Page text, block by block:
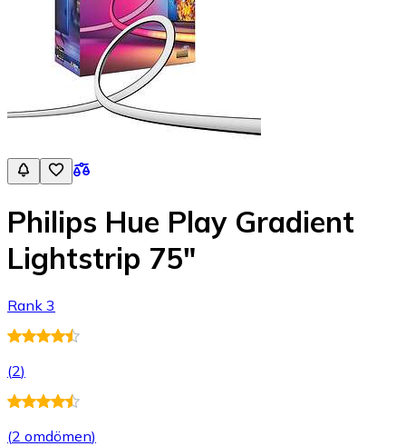
Philips Hue Play Gradient
Lightstrip 75"
Rank 3
(2)
(2 omdömen)